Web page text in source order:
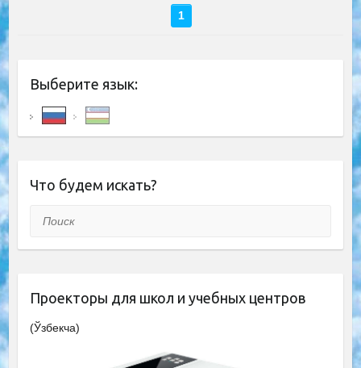
1
Выберите язык:
Что будем искать?
Поиск
Проекторы для школ и учебных центров
(Ўзбекча)